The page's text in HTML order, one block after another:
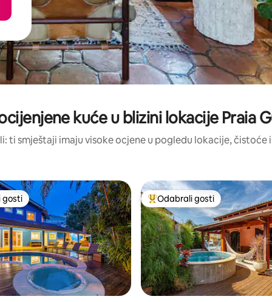
kuće u blizini lokacije Praia
ti smještaji imaju visoke ocjene u pogledu lokacije, čistoće
gosti
gosti Među najviše rangiranima s
Odabrali gosti